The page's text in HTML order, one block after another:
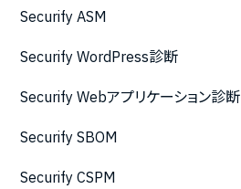
Securify ASM
Securify WordPress診断
Securify Webアプリケーション診断
Securify SBOM
Securify CSPM